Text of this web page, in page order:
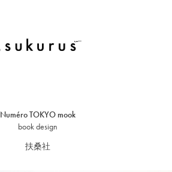
Numéro TOKYO mook
book design
扶桑社